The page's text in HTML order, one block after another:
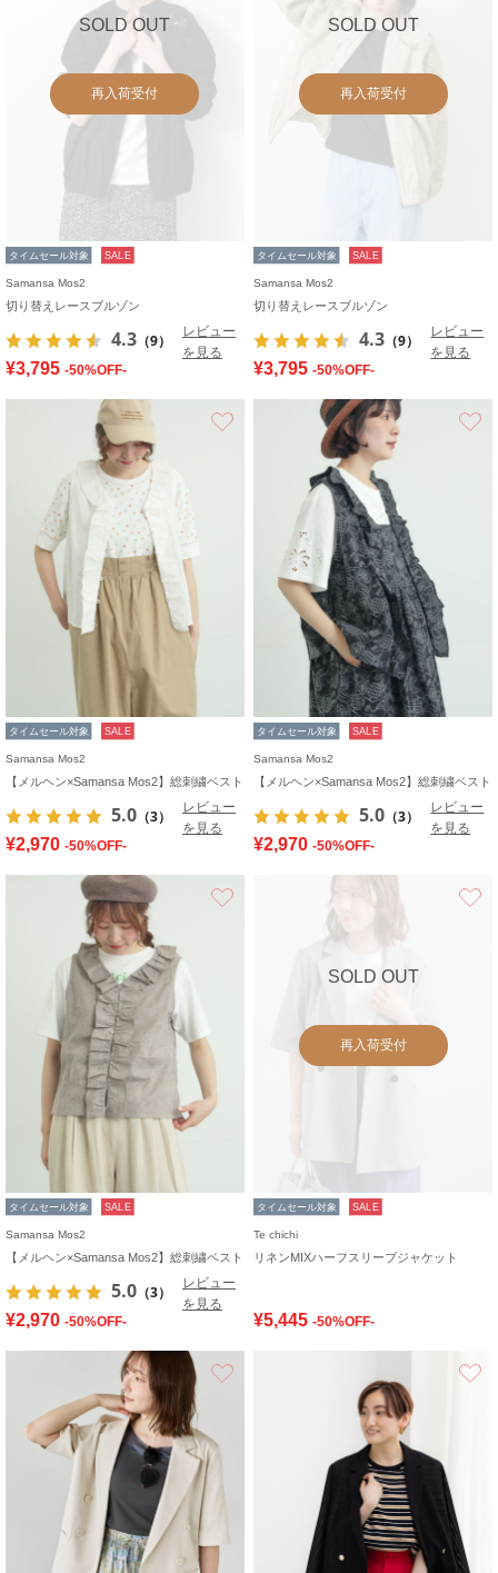
SOLD OUT
再入荷受付
タイムセール対象 SALE
Samansa Mos2
切り替えレースブルゾン
4.3 （9）
レビュー
を見る
¥3,795 -50%OFF-
SOLD OUT
再入荷受付
タイムセール対象 SALE
Samansa Mos2
切り替えレースブルゾン
4.3 （9）
レビュー
を見る
¥3,795 -50%OFF-
タイムセール対象 SALE
Samansa Mos2
【メルヘン×Samansa Mos2】総刺繍ベスト
5.0 （3）
レビュー
を見る
¥2,970 -50%OFF-
タイムセール対象 SALE
Samansa Mos2
【メルヘン×Samansa Mos2】総刺繍ベスト
5.0 （3）
レビュー
を見る
¥2,970 -50%OFF-
タイムセール対象 SALE
Samansa Mos2
【メルヘン×Samansa Mos2】総刺繍ベスト
5.0 （3）
レビュー
を見る
¥2,970 -50%OFF-
SOLD OUT
再入荷受付
タイムセール対象 SALE
Te chichi
リネンMIXハーフスリーブジャケット
¥5,445 -50%OFF-